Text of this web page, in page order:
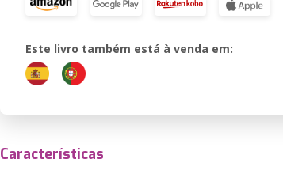
Este livro também está à venda em:
Características